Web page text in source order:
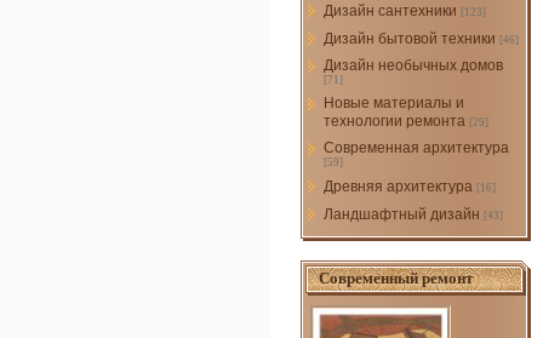
Дизайн сантехники [123]
Дизайн бытовой техники [46]
Дизайн необычных домов
[71]
Новые материалы и
технологии ремонта [29]
Современная архитектура
[59]
Древняя архитектура [16]
Ландшафтный дизайн [43]
Современный ремонт